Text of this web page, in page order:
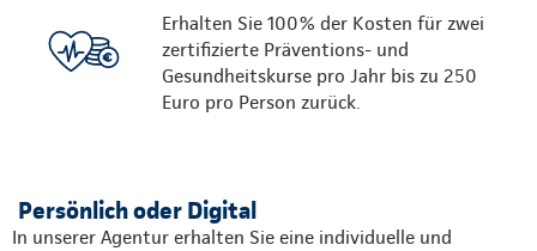
Erhalten Sie 100% der Kosten für zwei
zertifizierte Präventions- und
Gesundheitskurse pro Jahr bis zu 250
Euro pro Person zurück.
Persönlich oder Digital
In unserer Agentur erhalten Sie eine individuelle und